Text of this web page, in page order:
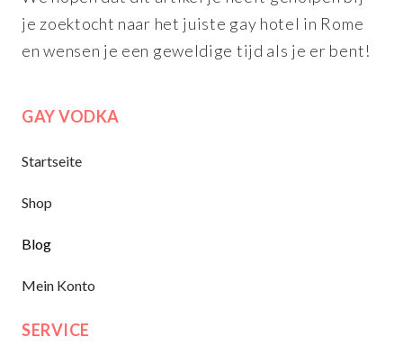
je zoektocht naar het juiste gay hotel in Rome
en wensen je een geweldige tijd als je er bent!
GAY VODKA
Startseite
Shop
Blog
Mein Konto
SERVICE